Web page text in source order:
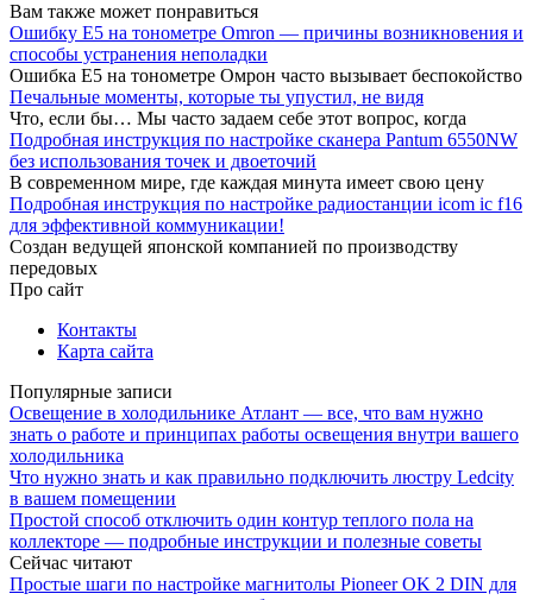
Вам также может понравиться
Ошибку E5 на тонометре Omron — причины возникновения и
способы устранения неполадки
Ошибка E5 на тонометре Омрон часто вызывает беспокойство
Печальные моменты, которые ты упустил, не видя
Что, если бы… Мы часто задаем себе этот вопрос, когда
Подробная инструкция по настройке сканера Pantum 6550NW
без использования точек и двоеточий
В современном мире, где каждая минута имеет свою цену
Подробная инструкция по настройке радиостанции icom ic f16
для эффективной коммуникации!
Создан ведущей японской компанией по производству
передовых
Про сайт
Контакты
Карта сайта
Популярные записи
Освещение в холодильнике Атлант — все, что вам нужно
знать о работе и принципах работы освещения внутри вашего
холодильника
Что нужно знать и как правильно подключить люстру Ledcity
в вашем помещении
Простой способ отключить один контур теплого пола на
коллекторе — подробные инструкции и полезные советы
Сейчас читают
Простые шаги по настройке магнитолы Pioneer OK 2 DIN для